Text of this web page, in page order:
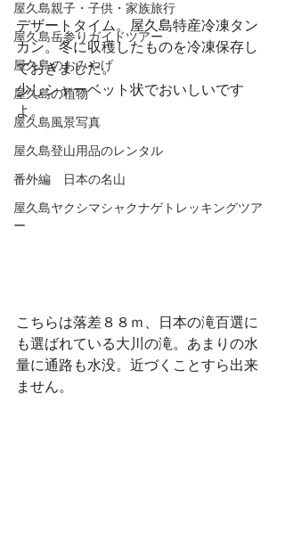
屋久島親子・子供・家族旅行
屋久島岳参りガイドツアー
屋久島のおみやげ
屋久島の植物
屋久島風景写真
屋久島登山用品のレンタル
番外編 日本の名山
屋久島ヤクシマシャクナゲトレッキングツア
ー
デザートタイム。屋久島特産冷凍タン
カン。冬に収穫したものを冷凍保存し
ておきました。
少しシャーベット状でおいしいです
よ。
こちらは落差８８ｍ、日本の滝百選に
も選ばれている大川の滝。あまりの水
量に通路も水没。近づくことすら出来
ません。